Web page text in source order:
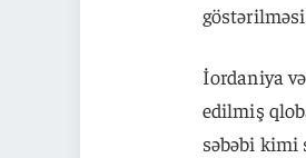
İordaniya
edilmiş
səbəbi kimi